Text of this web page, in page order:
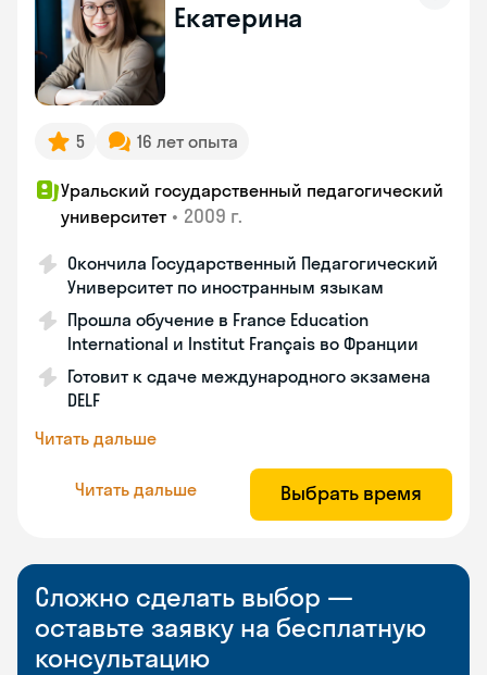
Екатерина
5 16 лет опыта
Уральский государственный педагогический
университет • 2009 г.
Окончила Государственный Педагогический
Университет по иностранным языкам
Прошла обучение в France Education
International и Institut Français во Франции
Готовит к сдаче международного экзамена
DELF
Читать дальше
Читать дальше Выбрать время
Сложно сделать выбор —
оставьте заявку на бесплатную
консультацию